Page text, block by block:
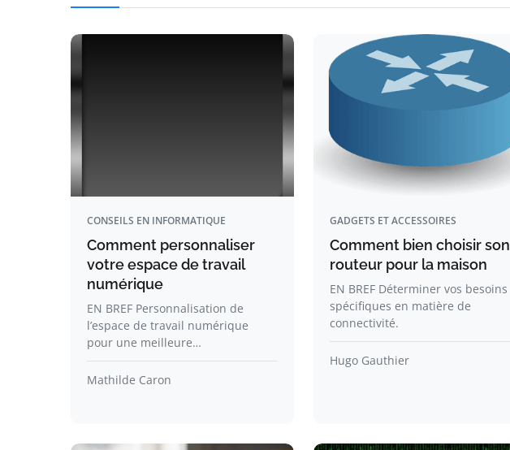
CONSEILS EN INFORMATIQUE
Comment personnaliser
votre espace de travail
numérique
EN BREF Personnalisation de
l’espace de travail numérique
pour une meilleure…
Mathilde Caron
GADGETS ET ACCESSOIRES
Comment bien choisir son
routeur pour la maison
EN BREF Déterminer vos besoins
spécifiques en matière de
connectivité.
Hugo Gauthier